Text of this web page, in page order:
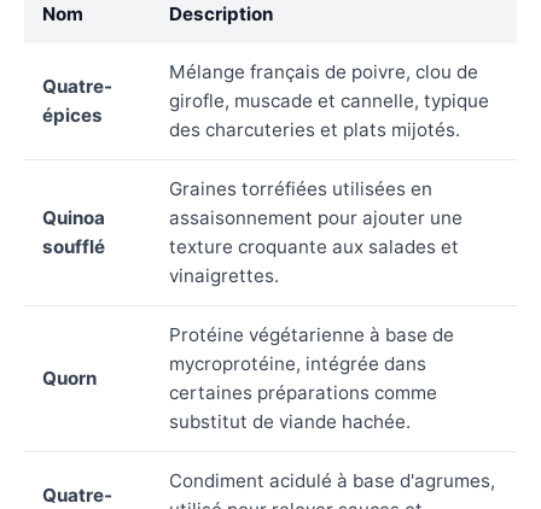
Nom Description
Quatre-
épices
Mélange français de poivre, clou de
girofle, muscade et cannelle, typique
des charcuteries et plats mijotés.
Quinoa
soufflé
Graines torréfiées utilisées en
assaisonnement pour ajouter une
texture croquante aux salades et
vinaigrettes.
Quorn
Protéine végétarienne à base de
mycroprotéine, intégrée dans
certaines préparations comme
substitut de viande hachée.
Quatre-
Condiment acidulé à base d'agrumes,